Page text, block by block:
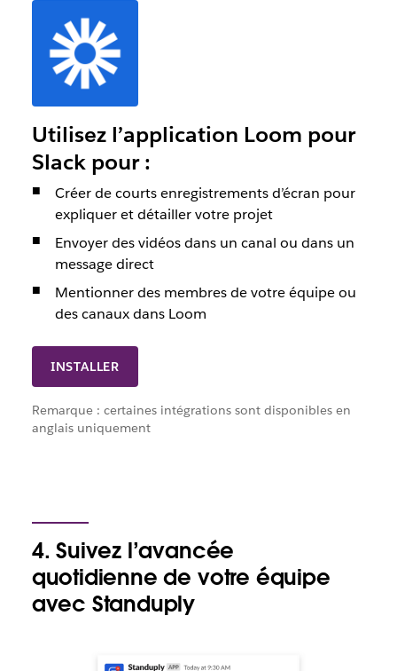
INSTALLER
Utilisez l’application Loom pour
Slack pour :
Créer de courts enregistrements d’écran pour
expliquer et détailler votre projet
Envoyer des vidéos dans un canal ou dans un
message direct
Mentionner des membres de votre équipe ou
des canaux dans Loom
Remarque : certaines intégrations sont disponibles en
anglais uniquement
4. Suivez l’avancée
quotidienne de votre équipe
avec Standuply